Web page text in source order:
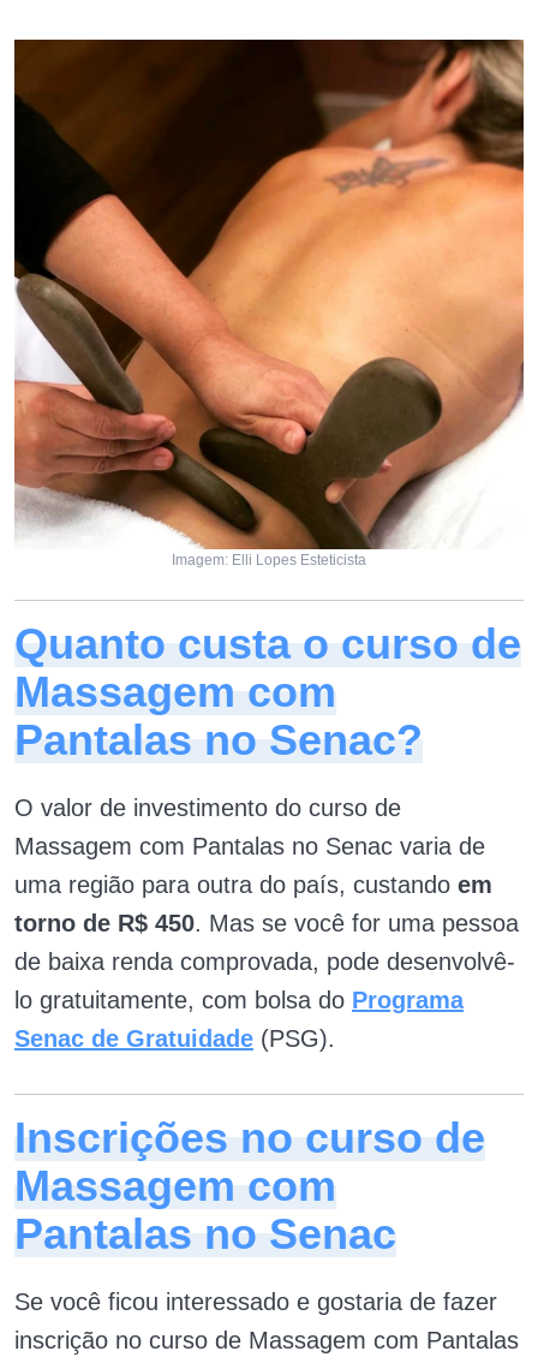
Imagem: Elli Lopes Esteticista
Quanto custa o curso de
Massagem com
Pantalas no Senac?
O valor de investimento do curso de
Massagem com Pantalas no Senac varia de
uma região para outra do país, custando em
torno de R$ 450. Mas se você for uma pessoa
de baixa renda comprovada, pode desenvolvê-
lo gratuitamente, com bolsa do Programa
Senac de Gratuidade (PSG).
Inscrições no curso de
Massagem com
Pantalas no Senac
Se você ficou interessado e gostaria de fazer
inscrição no curso de Massagem com Pantalas